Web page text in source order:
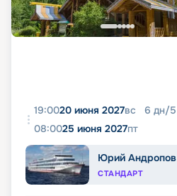
19:0020 июня 2027вс 6 дн/5
08:0025 июня 2027пт
Юрий Андропов
СТАНДАРТ